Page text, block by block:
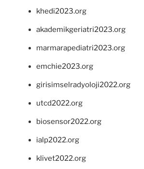
khedi2023.org
akademikgeriatri2023.org
marmarapediatri2023.org
emchie2023.org
girisimselradyoloji2022.org
utcd2022.org
biosensor2022.org
ialp2022.org
klivet2022.org